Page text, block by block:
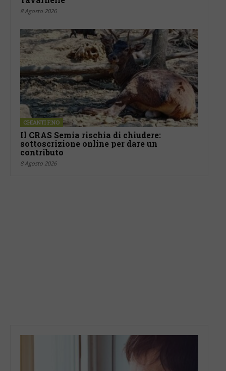
8 Agosto 2026
CHIANTI F.NO
Il CRAS Semia rischia di chiudere:
sottoscrizione online per dare un
contributo
8 Agosto 2026